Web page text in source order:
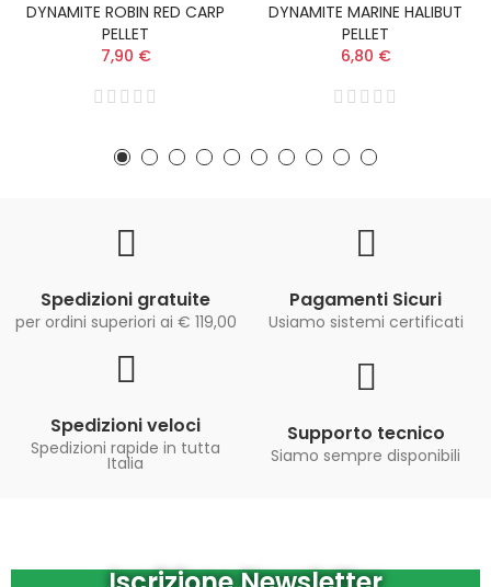
DYNAMITE ROBIN RED CARP
PELLET
7,90 €
DYNAMITE MARINE HALIBUT
PELLET
6,80 €
Spedizioni gratuite
per ordini superiori ai € 119,00
Pagamenti Sicuri
Usiamo sistemi certificati
Spedizioni veloci
Spedizioni rapide in tutta
Italia
Supporto tecnico
Siamo sempre disponibili